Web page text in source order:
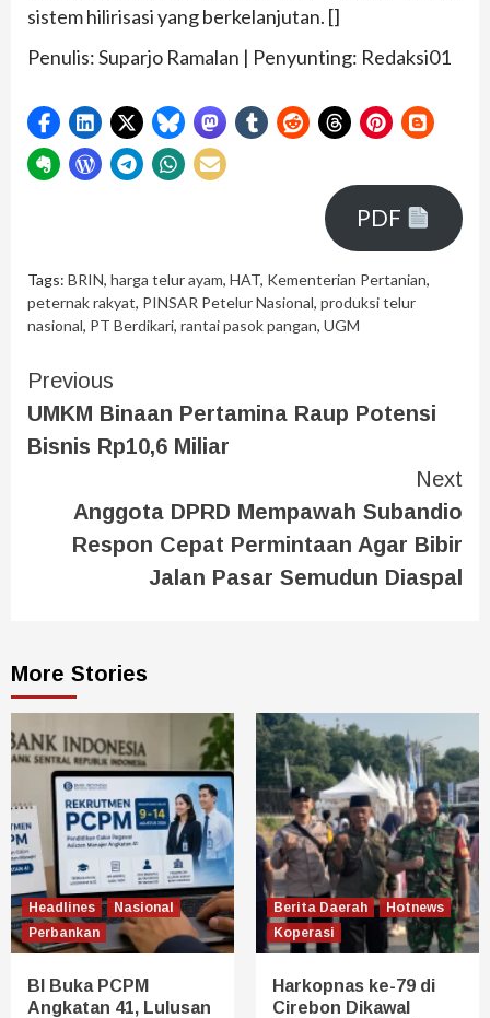
sistem hilirisasi yang berkelanjutan. []
Penulis: Suparjo Ramalan | Penyunting: Redaksi01
PDF
Tags: BRIN, harga telur ayam, HAT, Kementerian Pertanian,
peternak rakyat, PINSAR Petelur Nasional, produksi telur
nasional, PT Berdikari, rantai pasok pangan, UGM
Previous
UMKM Binaan Pertamina Raup Potensi
Bisnis Rp10,6 Miliar
Next
Anggota DPRD Mempawah Subandio
Respon Cepat Permintaan Agar Bibir
Jalan Pasar Semudun Diaspal
More Stories
Headlines
Nasional
Perbankan
BI Buka PCPM
Angkatan 41, Lulusan
Berita Daerah
Hotnews
Koperasi
Harkopnas ke-79 di
Cirebon Dikawal